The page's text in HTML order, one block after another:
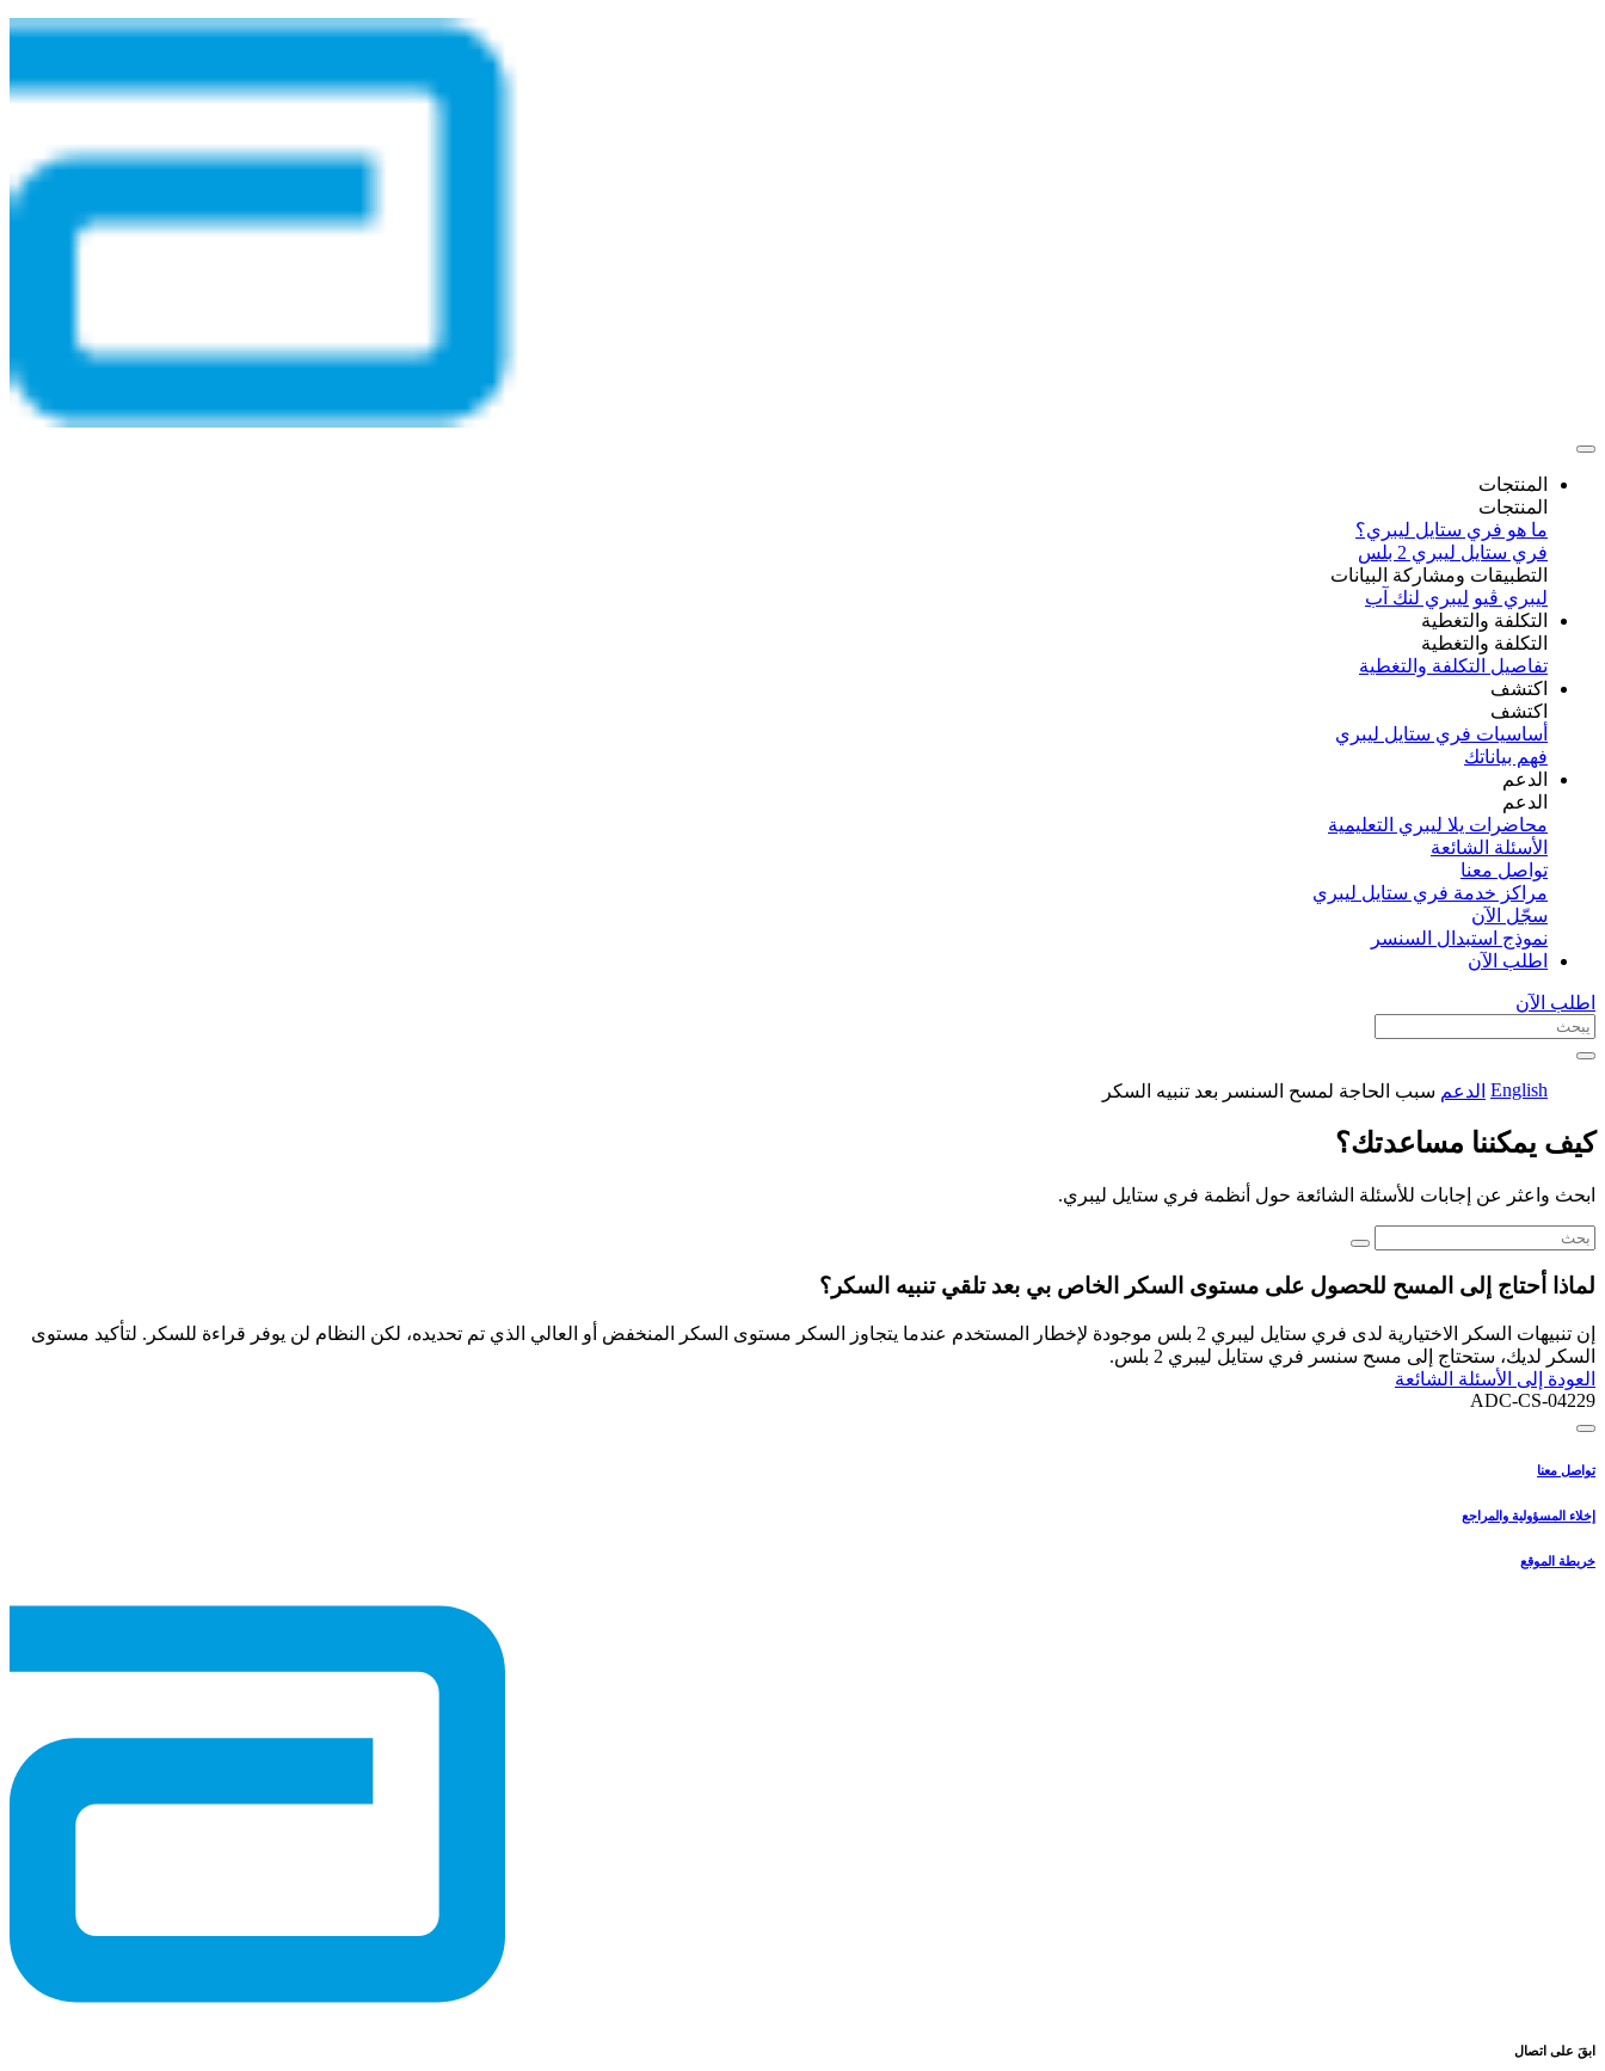
المنتجات
المنتجات
ما هو فري ستايل ليبري؟
فري ستايل ليبري 2 بلس​
التطبيقات ومشاركة البيانات
ليبري ڤيو ليبري لنك آب
التكلفة والتغطية
التكلفة والتغطية
تفاصيل التكلفة والتغطية
اكتشف​
اكتشف​
أساسيات فري ستايل ليبري
فهم بياناتك
الدعم
الدعم
محاضرات يلا ليبري التعليمية
الأسئلة الشائعة
تواصل معنا
مراكز خدمة فري ستايل ليبري
سجّل الآن​
نموذج استبدال السنسر
اطلب الآن
اطلب الآن
English الدعم سبب الحاجة لمسح السنسر بعد تنبيه السكر
كيف يمكننا مساعدتك؟
ابحث واعثر عن إجابات للأسئلة الشائعة حول أنظمة فري ستايل ليبري.
لماذا أحتاج إلى المسح للحصول على مستوى السكر الخاص بي بعد تلقي تنبيه السكر؟
إن تنبيهات السكر الاختيارية لدى فري ستايل ليبري 2 بلس موجودة لإخطار المستخدم عندما يتجاوز السكر مستوى السكر المنخفض أو العالي الذي تم تحديده، لكن النظام لن يوفر قراءة للسكر. لتأكيد مستوى
السكر لديك، ستحتاج إلى مسح سنسر فري ستايل ليبري 2 بلس.
العودة إلى الأسئلة الشائعة
ADC-CS-04229
تواصل معنا
إخلاء المسؤولية والمراجع
خريطة الموقع
ابقَ على اتصال